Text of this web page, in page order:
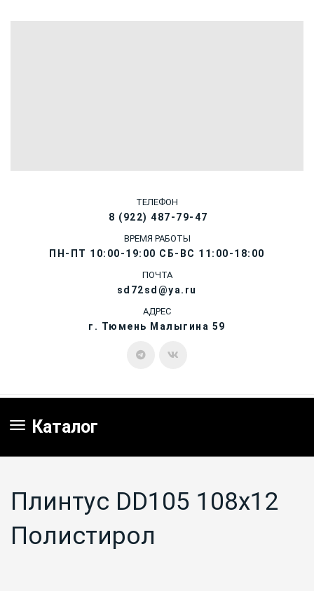
ТЕЛЕФОН
8 (922) 487-79-47
ВРЕМЯ РАБОТЫ
ПН-ПТ 10:00-19:00 СБ-ВС 11:00-18:00
ПОЧТА
sd72sd@ya.ru
АДРЕС
г. Тюмень Малыгина 59
Каталог
Плинтус DD105 108x12
Полистирол